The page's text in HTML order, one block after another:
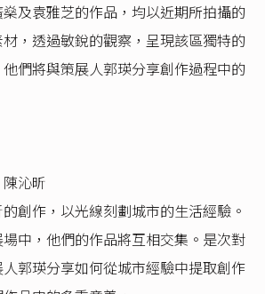
及袁雅芝的作品，均以近期所拍攝的
，透過敏銳的觀察，呈現該區獨特的
們將與策展人郭瑛分享創作過程中的
沁昕
創作，以光線刻劃城市的生活經驗。
中，他們的作品將互相交集。是次對
郭瑛分享如何從城市經驗中提取創作